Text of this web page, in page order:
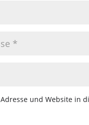
und Website in